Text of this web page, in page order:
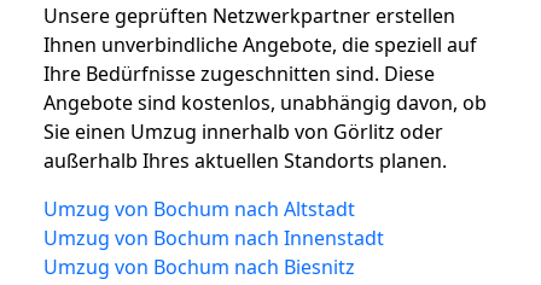
Unsere geprüften Netzwerkpartner erstellen
Ihnen unverbindliche Angebote, die speziell auf
Ihre Bedürfnisse zugeschnitten sind. Diese
Angebote sind kostenlos, unabhängig davon, ob
Sie einen Umzug innerhalb von Görlitz oder
außerhalb Ihres aktuellen Standorts planen.
Umzug von Bochum nach Altstadt
Umzug von Bochum nach Innenstadt
Umzug von Bochum nach Biesnitz